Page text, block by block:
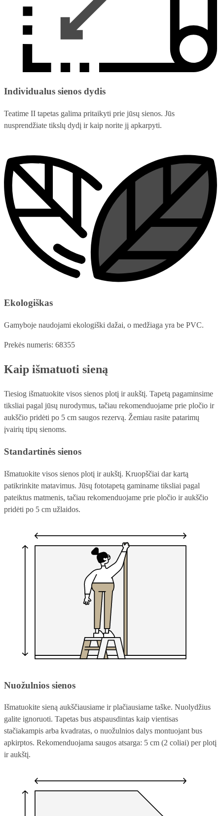
Individualus sienos dydis
Teatime II tapetas galima pritaikyti prie jūsų sienos. Jūs
nusprendžiate tikslų dydį ir kaip norite jį apkarpyti.
Ekologiškas
Gamyboje naudojami ekologiški dažai, o medžiaga yra be PVC.
Prekės numeris: 68355
Kaip išmatuoti sieną
Tiesiog išmatuokite visos sienos plotį ir aukštį. Tapetą pagaminsime
tiksliai pagal jūsų nurodymus, tačiau rekomenduojame prie pločio ir
aukščio pridėti po 5 cm saugos rezervą. Žemiau rasite patarimų
įvairių tipų sienoms.
Standartinės sienos
Išmatuokite visos sienos plotį ir aukštį. Kruopščiai dar kartą
patikrinkite matavimus. Jūsų fototapetą gaminame tiksliai pagal
pateiktus matmenis, tačiau rekomenduojame prie pločio ir aukščio
pridėti po 5 cm užlaidos.
Nuožulnios sienos
Išmatuokite sieną aukščiausiame ir plačiausiame taške. Nuolydžius
galite ignoruoti. Tapetas bus atspausdintas kaip vientisas
stačiakampis arba kvadratas, o nuožulnios dalys montuojant bus
apkirptos. Rekomenduojama saugos atsarga: 5 cm (2 coliai) per plotį
ir aukštį.